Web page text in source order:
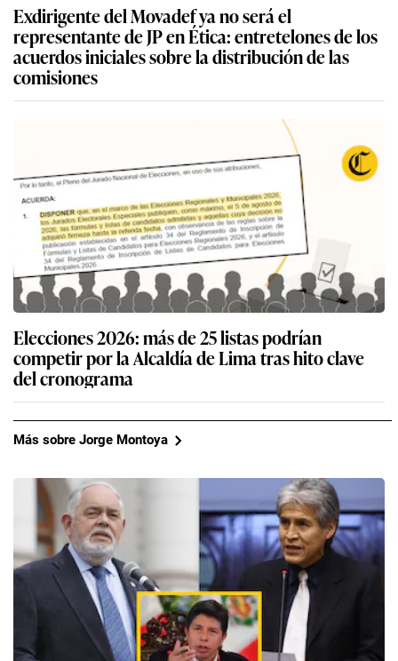
Exdirigente del Movadef ya no será el
representante de JP en Ética: entretelones de los
acuerdos iniciales sobre la distribución de las
comisiones
Elecciones 2026: más de 25 listas podrían
competir por la Alcaldía de Lima tras hito clave
del cronograma
Más sobre Jorge Montoya